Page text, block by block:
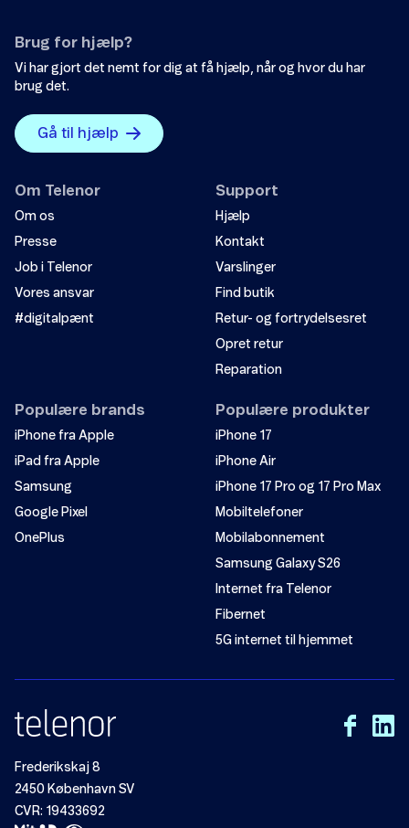
Brug for hjælp?
Vi har gjort det nemt for dig at få hjælp, når og hvor du har
brug det.
Gå til hjælp
Om Telenor
Om os
Presse
Job i Telenor
Vores ansvar
#digitalpænt
Support
Hjælp
Kontakt
Varslinger
Find butik
Retur- og fortrydelsesret
Opret retur
Reparation
Populære brands
iPhone fra Apple
iPad fra Apple
Samsung
Google Pixel
OnePlus
Populære produkter
iPhone 17
iPhone Air
iPhone 17 Pro og 17 Pro Max
Mobiltelefoner
Mobilabonnement
Samsung Galaxy S26
Internet fra Telenor
Fibernet
5G internet til hjemmet
Frederikskaj 8
2450 København SV
CVR: 19433692